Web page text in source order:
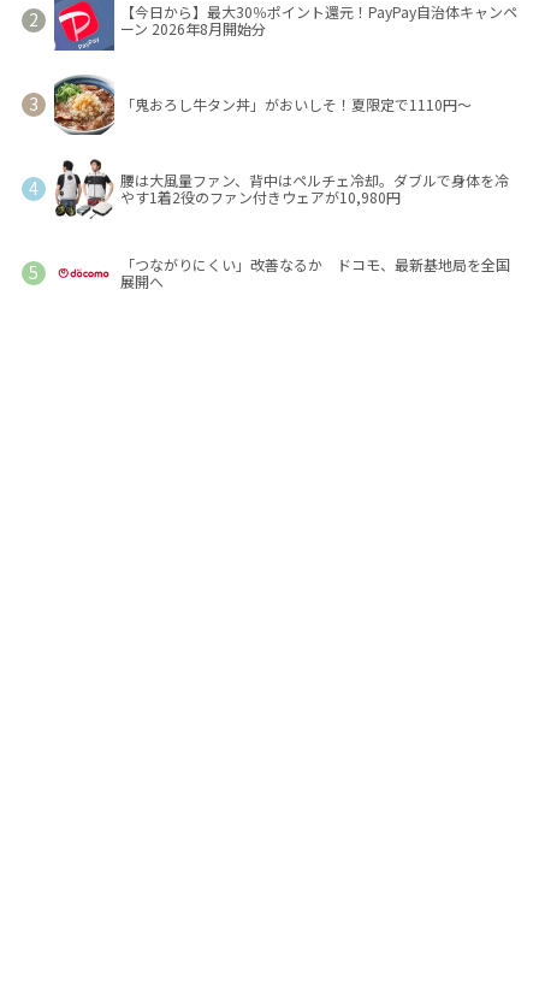
【今日から】最大30％ポイント還元！PayPay自治体キャンペ
ーン 2026年8月開始分
「鬼おろし牛タン丼」がおいしそ！夏限定で1110円～
腰は大風量ファン、背中はペルチェ冷却。ダブルで身体を冷
やす1着2役のファン付きウェアが10,980円
「つながりにくい」改善なるか ドコモ、最新基地局を全国
展開へ